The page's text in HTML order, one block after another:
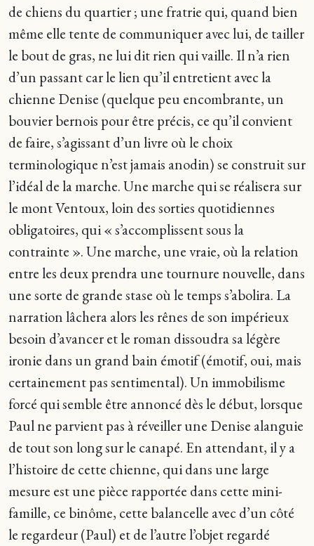
de chiens du quartier ; une fratrie qui, quand bien
même elle tente de communiquer avec lui, de tailler
le bout de gras, ne lui dit rien qui vaille. Il n’a rien
d’un passant car le lien qu’il entretient avec la
chienne Denise (quelque peu encombrante, un
bouvier bernois pour être précis, ce qu’il convient
de faire, s’agissant d’un livre où le choix
terminologique n’est jamais anodin) se construit sur
l’idéal de la marche. Une marche qui se réalisera sur
le mont Ventoux, loin des sorties quotidiennes
obligatoires, qui « s’accomplissent sous la
contrainte ». Une marche, une vraie, où la relation
entre les deux prendra une tournure nouvelle, dans
une sorte de grande stase où le temps s’abolira. La
narration lâchera alors les rênes de son impérieux
besoin d’avancer et le roman dissoudra sa légère
ironie dans un grand bain émotif (émotif, oui, mais
certainement pas sentimental). Un immobilisme
forcé qui semble être annoncé dès le début, lorsque
Paul ne parvient pas à réveiller une Denise alanguie
de tout son long sur le canapé. En attendant, il y a
l’histoire de cette chienne, qui dans une large
mesure est une pièce rapportée dans cette mini-
famille, ce binôme, cette balancelle avec d’un côté
le regardeur (Paul) et de l’autre l’objet regardé